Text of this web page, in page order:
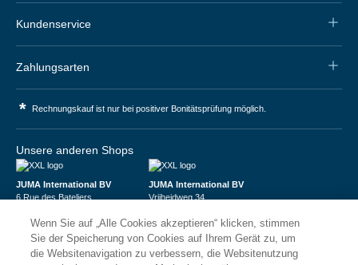
Kundenservice
Zahlungsarten
* Rechnungskauf ist nur bei positiver Bonitätsprüfung möglich.
Unsere anderen Shops
JUMA International BV
6 Rue des Bateliers
Numéro de TVA : FR59815313275
Numéro Siren : 815313275
JUMA International BV
Vrijheidweg 34
BTW: NL853095048B01
K.V.K.: 58573909
Wenn Sie auf „Alle Cookies akzeptieren“ klicken, stimmen
Sie der Speicherung von Cookies auf Ihrem Gerät zu, um
die Websitenavigation zu verbessern, die Websitenutzung